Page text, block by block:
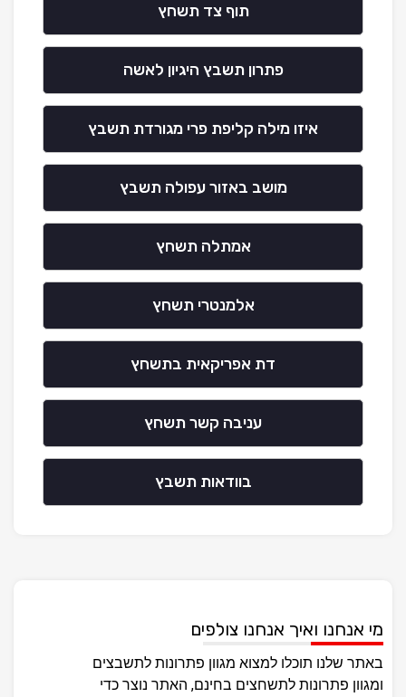
תוף צד תשחץ
פתרון תשבץ היגיון לאשה
איזו מילה קליפת פרי מגורדת תשבץ
מושב באזור עפולה תשבץ
אמתלה תשחץ
אלמנטרי תשחץ
דת אפריקאית בתשחץ
עניבה קשר תשחץ
בוודאות תשבץ
מי אנחנו ואיך אנחנו צולפים
באתר שלנו תוכלו למצוא מגוון פתרונות לתשבצים
ומגוון פתרונות לתשחצים בחינם, האתר נוצר כדי